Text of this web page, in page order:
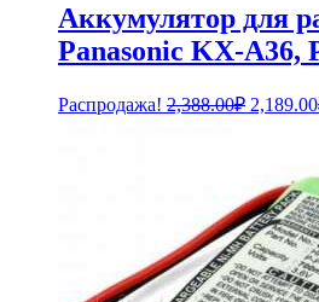
Аккумулятор для
Panasonic KX-A36,
Распродажа! 2,388.00₽ 2,189.00